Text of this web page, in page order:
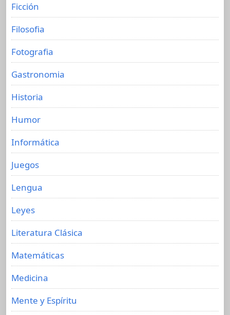
Ficción
Filosofia
Fotografia
Gastronomia
Historia
Humor
Informática
Juegos
Lengua
Leyes
Literatura Clásica
Matemáticas
Medicina
Mente y Espíritu